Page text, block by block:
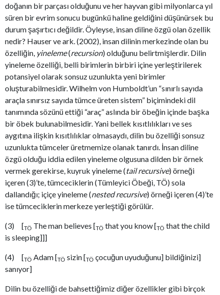
doğanın bir parçası olduğunu ve her hayvan gibi milyonlarca yıl
süren bir evrim sonucu bugünkü haline geldiğini düşünürsek bu
durum şaşırtıcı değildir. Öyleyse, insan diline özgü olan özellik
nedir? Hauser ve ark. (2002), insan dilinin merkezinde olan bu
özelliğin, yineleme(recursion) olduğunu belirtmişlerdir. Dilin
yineleme özelliği, belli birimlerin birbiri içine yerleştirilerek
potansiyel olarak sonsuz uzunlukta yeni birimler
oluşturabilmesidir. Wilhelm von Humboldt’un “sınırlı sayıda
araçla sınırsız sayıda tümce üreten sistem” biçimindeki dil
tanımında sözünü ettiği “araç” aslında bir öbeğin içinde başka
bir öbek bulunabilmesidir. Yani bellek kısıtlılıkları ve ses
aygıtına ilişkin kısıtlılıklar olmasaydı, dilin bu özelliği sonsuz
uzunlukta tümceler üretmemize olanak tanırdı. İnsan diline
özgü olduğu iddia edilen yineleme olgusuna dilden bir örnek
vermek gerekirse, kuyruk yineleme (tail recursive) örneği
içeren (3)’te, tümceciklerin (Tümleyici Öbeği, TÖ) sola
dallandığı; içiçe yineleme (nested recursive) örneği içeren (4)’te
ise tümceciklerin merkeze yerleştiği görülür.
(3) [TÖ The man believes [TÖ that you know [TÖ that the child
is sleeping]]]
(4) [TÖ Adam [TÖ sizin [TÖ çocuğun uyuduğunu] bildiğinizi]
sanıyor]
Dilin bu özelliği de bahsettiğimiz diğer özellikler gibi birçok